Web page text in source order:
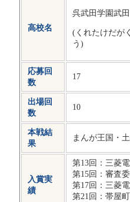
高校名
呉武田学園武
(くれたけだが
う)
応募回
数
17
出場回
数
10
本戦結
果
まんが王国・
入賞実
績
第13回：三菱
第15回：審査
第17回：三菱
第21回：帯屋